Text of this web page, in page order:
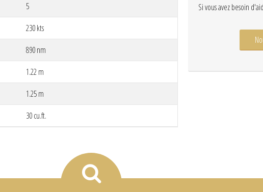
5
230 kts
890 nm
1.22 m
1.25 m
30 cu.ft.
Si vous avez besoin